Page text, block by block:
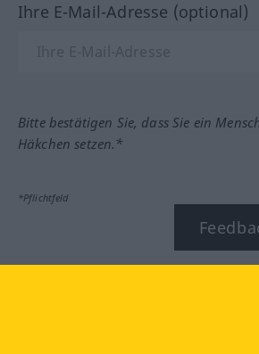
Ihre E-Mail-Adresse (optional)
Bitte bestätigen Sie, dass Sie ein
Häkchen setzen.*
*Pflichtfeld